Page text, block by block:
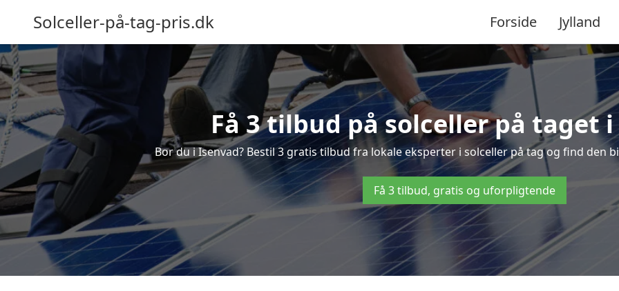
Solceller-på-tag-pris.dk Forside Jylland
Få 3 tilbud på solceller på taget
Bor du i Isenvad? Bestil 3 gratis tilbud fra lokale eksperter i solceller på tag og find den
Få 3 tilbud, gratis og uforpligtende